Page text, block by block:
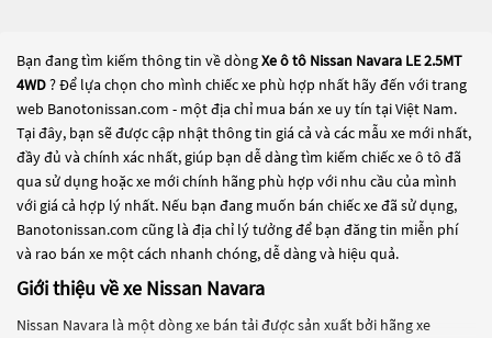
Bạn đang tìm kiếm thông tin về dòngXe ô tô Nissan Navara LE 2.5MT
4WD? Để lựa chọn cho mình chiếc xe phù hợp nhất hãy đến với trang
web Banotonissan.com - một địa chỉ mua bán xe uy tín tại Việt Nam.
Tại đây, bạn sẽ được cập nhật thông tin giá cả và các mẫu xe mới nhất,
đầy đủ và chính xác nhất, giúp bạn dễ dàng tìm kiếm chiếc xe ô tô đã
qua sử dụng hoặc xe mới chính hãng phù hợp với nhu cầu của mình
với giá cả hợp lý nhất. Nếu bạn đang muốn bán chiếc xe đã sử dụng,
Banotonissan.com cũng là địa chỉ lý tưởng để bạn đăng tin miễn phí
và rao bán xe một cách nhanh chóng, dễ dàng và hiệu quả.
Giới thiệu về xe Nissan Navara
Nissan Navara là một dòng xe bán tải được sản xuất bởi hãng xe